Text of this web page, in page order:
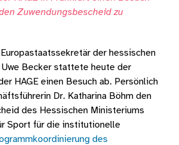
Zuwendungsbescheid zu
der hessischen
Uwe Becker stattete heute der
HAGE einen Besuch ab. Persönlich
Dr. Katharina Böhm den
des Hessischen Ministeriums
Sport für die institutionelle
des